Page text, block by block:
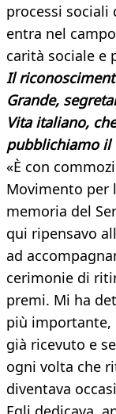
processi
entra nel
carità sociale e
Il
Grande,
Vita italiano,
pubblichiamo il
«È con
Movimento per
memoria del
qui ripensavo
ad
cerimonie di
premi. Mi ha
più importante,
già ricevuto e
ogni volta che
diventava